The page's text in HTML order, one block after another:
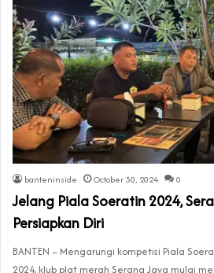
banteninside October 30, 2024 0
Jelang Piala Soeratin 2024,
Persiapkan Diri
BANTEN – Mengarungi kompetisi Piala
2024, klub plat merah Serang Jaya mulai